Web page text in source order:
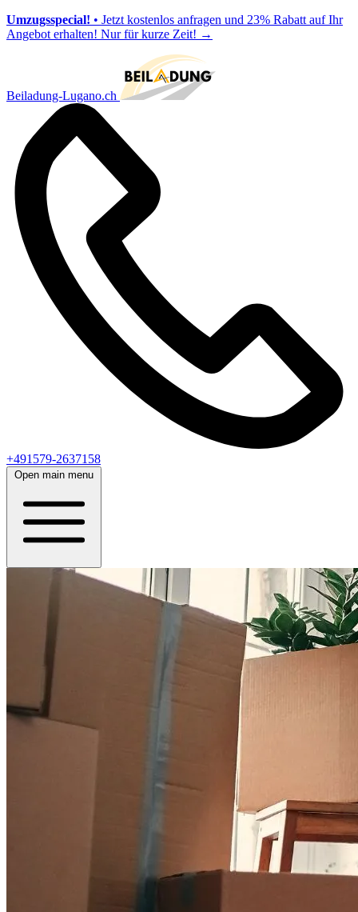
Umzugsspecial! • Jetzt kostenlos anfragen und 23% Rabatt auf Ihr
Angebot erhalten! Nur für kurze Zeit! →
Beiladung-Lugano.ch
+491579-2637158
Open main menu